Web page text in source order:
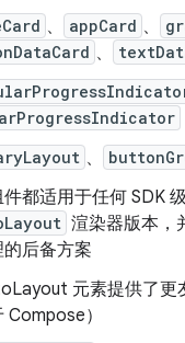
、 appCard 、
、
、
都适用于任何 SDK
渲染器版本，
后备方案
元素提供了更
）